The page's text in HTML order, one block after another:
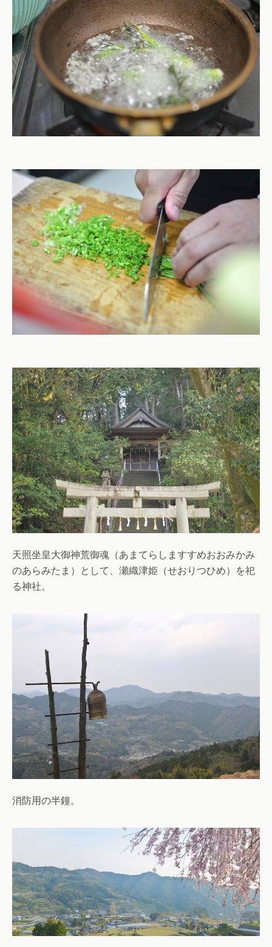
天照坐皇大御神荒御魂（あまてらしますすめおおみかみ
のあらみたま）として、瀬織津姫（せおりつひめ）を祀
る神社。
消防用の半鐘。